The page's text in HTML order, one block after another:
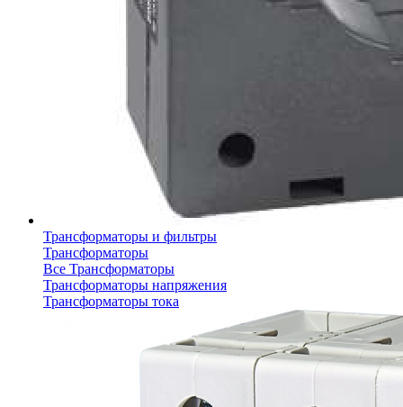
Трансформаторы и фильтры
Трансформаторы
Все Трансформаторы
Трансформаторы напряжения
Трансформаторы тока